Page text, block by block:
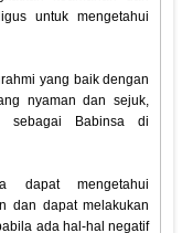
untuk mengetahui
yang baik dengan
nyaman dan sejuk,
sebagai Babinsa di
dapat mengetahui
dan dapat melakukan
ada hal-hal negatif